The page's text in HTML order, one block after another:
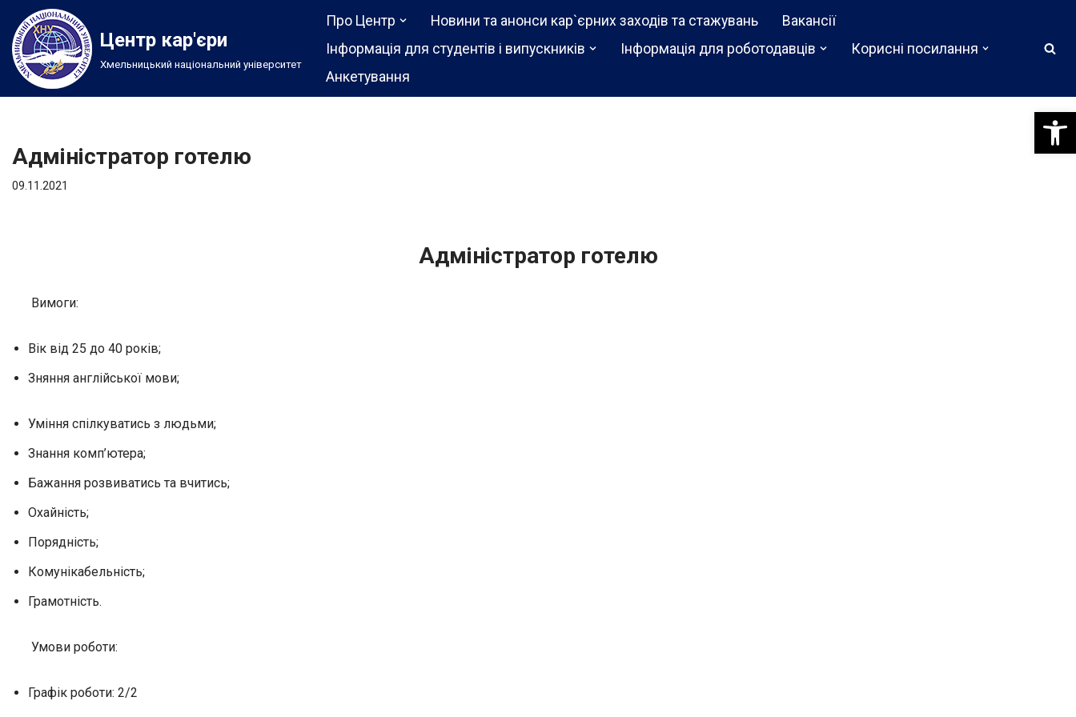
Перейти
до
вмісту
Центр кар'єри
Хмельницький національний університет
Про Центр Новини та анонси кар`єрних заходів та стажувань
Вакансії
Інформація для студентів і випускників
Інформація для роботодавців
Корисні посилання
Анкетування
Адміністратор готелю
09.11.2021
Адміністратор готелю
Вимоги:
Вік від 25 до 40 років;
Зняння англійської мови;
Уміння спілкуватись з людьми;
Знання комп’ютера;
Бажання розвиватись та вчитись;
Охайність;
Порядність;
Комунікабельність;
Грамотність.
Умови роботи:
Графік роботи: 2/2